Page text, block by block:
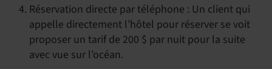
Réservation directe par téléphone : Un client qui
appelle directement l’hôtel pour réserver se voit
proposer un tarif de 200 $ par nuit pour la suite
avec vue sur l’océan.